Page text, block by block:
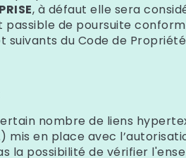
, à défaut elle sera
de poursuite
suivants du Code de
nombre de liens
en place avec
la possibilité de vérifier